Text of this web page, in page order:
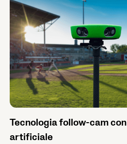
Tecnologia follow-cam
artificiale